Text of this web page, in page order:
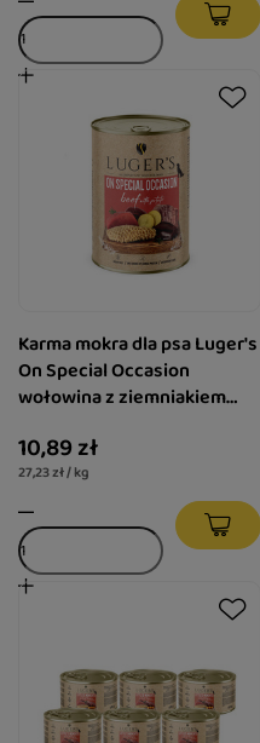
Karma mokra dla psa Luger's
On Special Occasion
wołowina z ziemniakiem
10,89 zł
27,23 zł / kg